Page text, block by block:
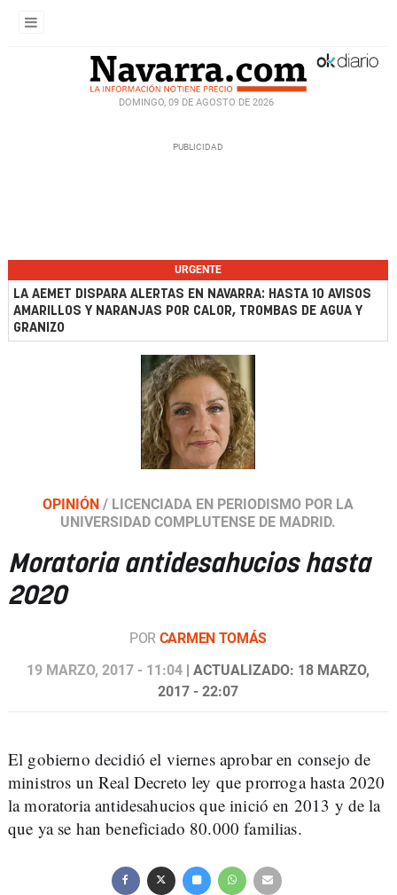
DOMINGO, 09 DE AGOSTO DE 2026
URGENTE
LA AEMET DISPARA ALERTAS EN NAVARRA: HASTA 10 AVISOS
AMARILLOS Y NARANJAS POR CALOR, TROMBAS DE AGUA Y
GRANIZO
OPINIÓN / LICENCIADA EN PERIODISMO POR LA
UNIVERSIDAD COMPLUTENSE DE MADRID.
Moratoria antidesahucios hasta
2020
POR CARMEN TOMÁS
19 MARZO, 2017 - 11:04 | ACTUALIZADO: 18 MARZO,
2017 - 22:07
El gobierno decidió el viernes aprobar en consejo de
ministros un Real Decreto ley que prorroga hasta 2020
la moratoria antidesahucios que inició en 2013 y de la
que ya se han beneficiado 80.000 familias.